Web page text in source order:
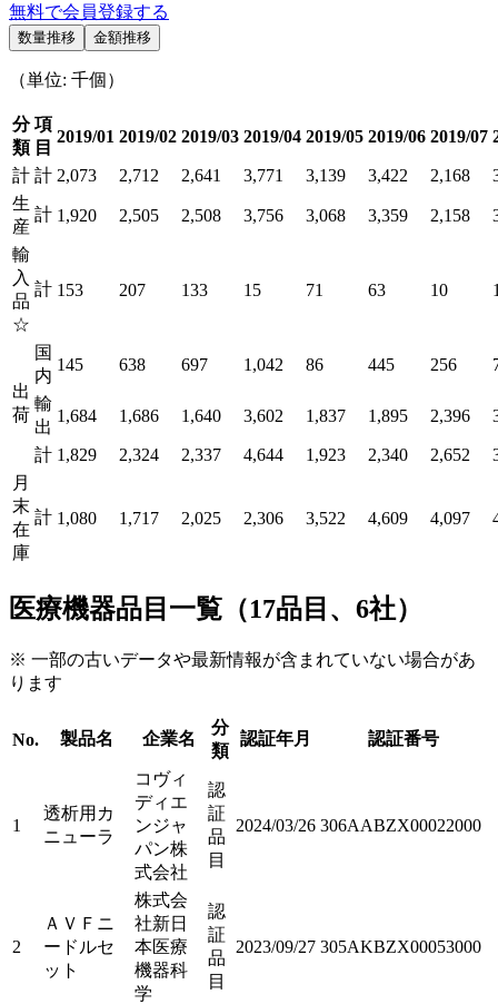
無料で会員登録する
数量推移 金額推移
（単位: 千個）
分
類
項
目
2019/01 2019/02 2019/03 2019/04 2019/05 2019/06 2019/07
計 計 2,073 2,712 2,641 3,771 3,139 3,422 2,168
生
産
計 1,920 2,505 2,508 3,756 3,068 3,359 2,158
輸
入
品
☆
計 153 207 133 15 71 63 10
出
荷
国
内
145 638 697 1,042 86 445 256
輸
出
1,684 1,686 1,640 3,602 1,837 1,895 2,396
計 1,829 2,324 2,337 4,644 1,923 2,340 2,652
月
末
在
庫
計 1,080 1,717 2,025 2,306 3,522 4,609 4,097
医療機器品目一覧（17品目、6社）
※ 一部の古いデータや最新情報が含まれていない場合があ
ります
No. 製品名 企業名
分
類
認証年月 認証番号
1
透析用カ
ニューラ
コヴィ
ディエ
ンジャ
パン株
式会社
認
証
品
目
2024/03/26 306AABZX00022000
2
ＡＶＦニ
ードルセ
ット
株式会
社新日
本医療
機器科
学
認
証
品
目
2023/09/27 305AKBZX00053000